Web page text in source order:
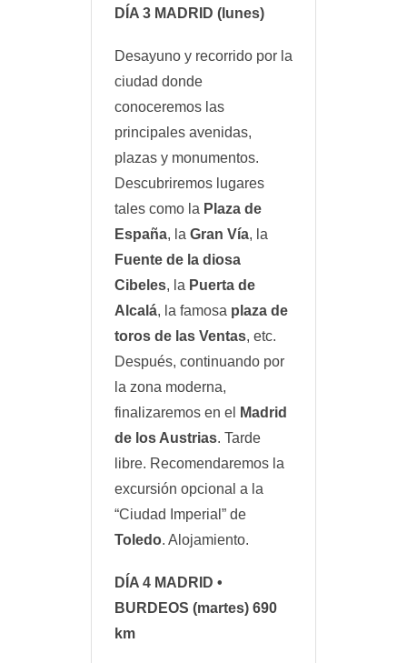
DÍA 3 MADRID (lunes)
Desayuno y recorrido por la
ciudad donde
conoceremos las
principales avenidas,
plazas y monumentos.
Descubriremos lugares
tales como la Plaza de
España, la Gran Vía, la
Fuente de la diosa
Cibeles, la Puerta de
Alcalá, la famosa plaza de
toros de las Ventas, etc.
Después, continuando por
la zona moderna,
finalizaremos en el
Madrid
de los Austrias. Tarde
libre. Recomendaremos la
excursión opcional a la
“Ciudad Imperial” de
Toledo. Alojamiento.
DÍA 4 MADRID •
BURDEOS (martes) 690
km